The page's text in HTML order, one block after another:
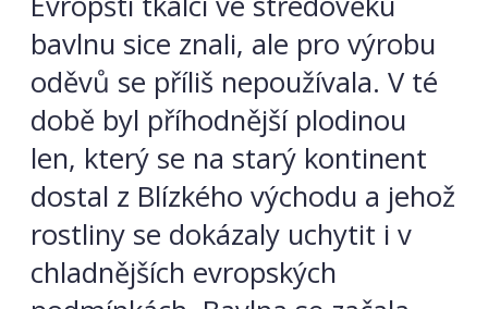
bavlnu sice znali, ale pro výrobu
oděvů se příliš nepoužívala. V té
době byl příhodnější plodinou
len, který se na starý kontinent
dostal z Blízkého východu a jehož
rostliny se dokázaly uchytit i v
chladnějších evropských